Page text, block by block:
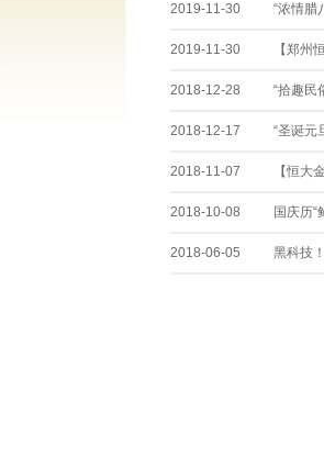
2019-11-30 “浓情腊
2019-11-30 【郑州
2018-12-28 “拾趣
2018-12-17 “圣诞元
2018-11-07 【恒大
2018-10-08 国庆历
2018-06-05 黑科技